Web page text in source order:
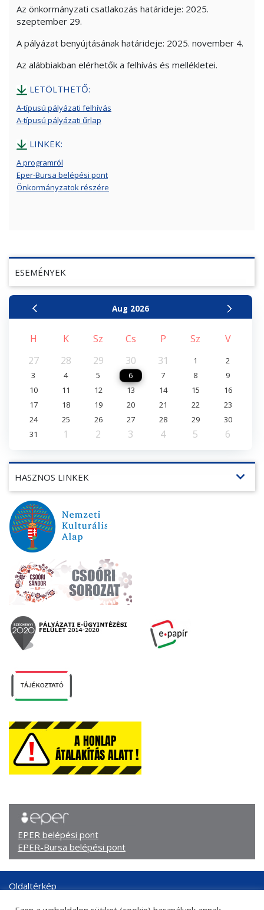
ESEMÉNYEK
Aug 2026
H K Sz Cs P Sz
V
27
28 29 30 31 1
2
3
4 5 6 7 8
9
10
11 12 13 14 15
16
17
18 19 20 21 22
23
24
25 26 27 28 29
30
31
1 2 3 4 5 6
EPER belépési pont
EPER-Bursa belépési pont
HASZNOS LINKEK expand_more
Az önkormányzati csatlakozás határideje: 2025.
szeptember 29.
A pályázat benyújtásának határideje: 2025. november 4.
Az alábbiakban elérhetők a felhívás és mellékletei.
LETÖLTHETŐ:
A-típusú pályázati felhívás
A-típusú pályázati űrlap
LINKEK:
A programról
Eper-Bursa belépési pont
Önkormányzatok részére
Oldaltérkép